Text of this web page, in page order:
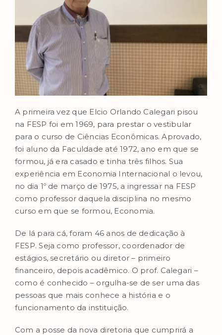
A primeira vez que Elcio Orlando Calegari pisou
na FESP foi em 1969, para prestar o vestibular
para o curso de Ciências Econômicas. Aprovado,
foi aluno da Faculdade até 1972, ano em que se
formou, já era casado e tinha três filhos. Sua
experiência em Economia Internacional o levou,
no dia 1º de março de 1975, a ingressar na FESP
como professor daquela disciplina no mesmo
curso em que se formou, Economia.
De lá para cá, foram 46 anos de dedicação à
FESP. Seja como professor, coordenador de
estágios, secretário ou diretor – primeiro
financeiro, depois acadêmico. O prof. Calegari –
como é conhecido – orgulha-se de ser uma das
pessoas que mais conhece a história e o
funcionamento da instituição.
Com a posse da nova diretoria que cumprirá a